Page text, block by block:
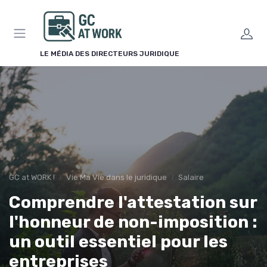
LE MÉDIA DES DIRECTEURS JURIDIQUE
GC at WORK ! Vie Ma Vie dans le juridique Salaire
Comprendre l'attestation sur
l'honneur de non-imposition :
un outil essentiel pour les
entreprises